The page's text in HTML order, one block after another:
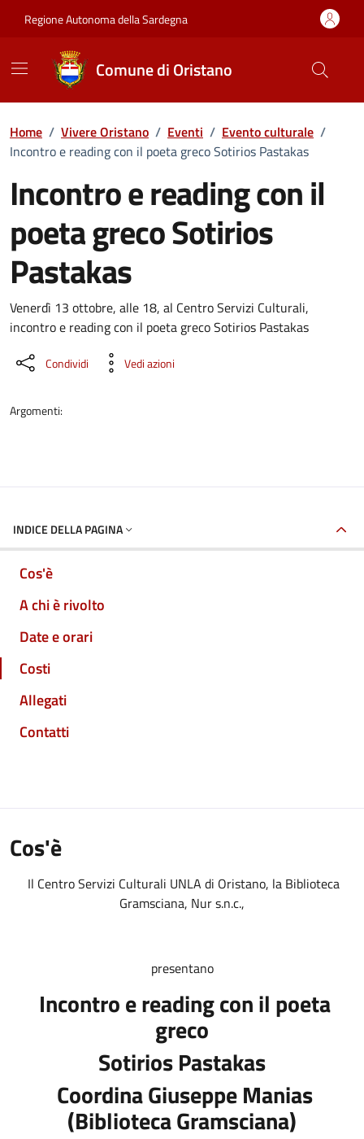
Regione Autonoma della Sardegna
Comune di Oristano
Home / Vivere Oristano / Eventi / Evento culturale /
Incontro e reading con il poeta greco Sotirios Pastakas
Incontro e reading con il
poeta greco Sotirios
Pastakas
Dettaglio dell'evento
Venerdì 13 ottobre, alle 18, al Centro Servizi Culturali,
incontro e reading con il poeta greco Sotirios Pastakas
Condividi Vedi azioni
Argomenti:
INDICE DELLA PAGINA
Cos'è
A chi è rivolto
Date e orari
Costi
Allegati
Contatti
Cos'è
Il Centro Servizi Culturali UNLA di Oristano, la Biblioteca
Gramsciana, Nur s.n.c.,
presentano
Incontro e reading con il poeta
greco
Sotirios Pastakas
Coordina Giuseppe Manias
(Biblioteca Gramsciana)